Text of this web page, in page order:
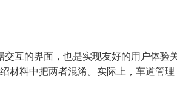
互的界面，也是实现友好的用户体验
材料中把两者混淆。实际上，车道管理